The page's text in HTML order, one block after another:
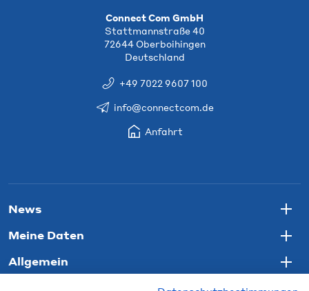
Connect Com GmbH
Stattmannstraße 40
72644 Oberboihingen
Deutschland
+49 7022 9607 100
info@connectcom.de
Anfahrt
News
Meine Daten
Allgemein